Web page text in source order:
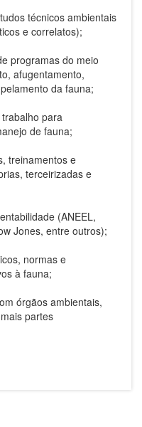
técnicos ambientais
e correlatos);
programas do meio
afugentamento,
da fauna;
para
de fauna;
treinamentos e
terceirizadas e
(ANEEL,
Jones, entre outros);
normas e
à fauna;
órgãos ambientais,
partes